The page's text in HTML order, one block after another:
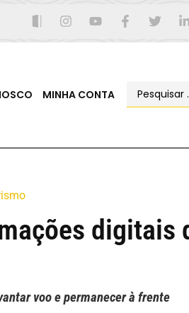
MINHA CONTA
digitais
voo e permanecer à frente